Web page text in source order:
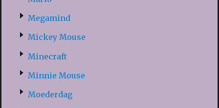
Megamind
Mickey Mouse
Minecraft
Minnie Mouse
Moederdag